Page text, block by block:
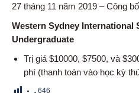
27 tháng 11 năm 2019 – Công
Western Sydney International
Undergraduate
Trị giá $10000, $7500, và
phí (thanh toán vào học kỳ
646